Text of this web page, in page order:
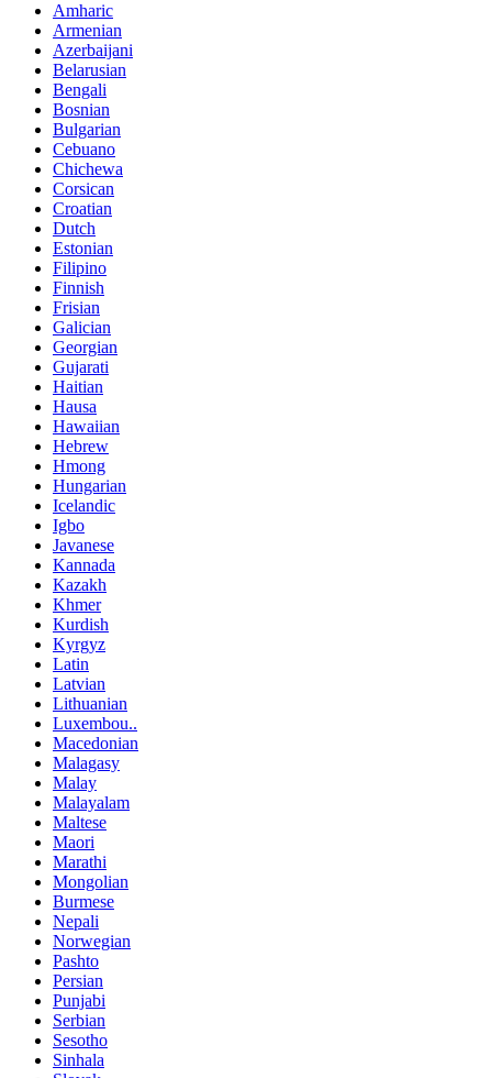
Amharic
Armenian
Azerbaijani
Belarusian
Bengali
Bosnian
Bulgarian
Cebuano
Chichewa
Corsican
Croatian
Dutch
Estonian
Filipino
Finnish
Frisian
Galician
Georgian
Gujarati
Haitian
Hausa
Hawaiian
Hebrew
Hmong
Hungarian
Icelandic
Igbo
Javanese
Kannada
Kazakh
Khmer
Kurdish
Kyrgyz
Latin
Latvian
Lithuanian
Luxembou..
Macedonian
Malagasy
Malay
Malayalam
Maltese
Maori
Marathi
Mongolian
Burmese
Nepali
Norwegian
Pashto
Persian
Punjabi
Serbian
Sesotho
Sinhala